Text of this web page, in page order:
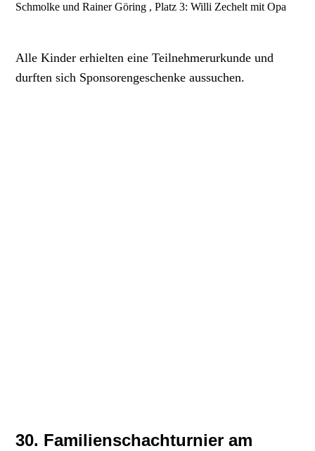
Schmolke und Rainer Göring , Platz 3: Willi Zechelt mit Opa
Alle Kinder erhielten eine Teilnehmerurkunde und
durften sich Sponsorengeschenke aussuchen.
30. Familienschachturnier am